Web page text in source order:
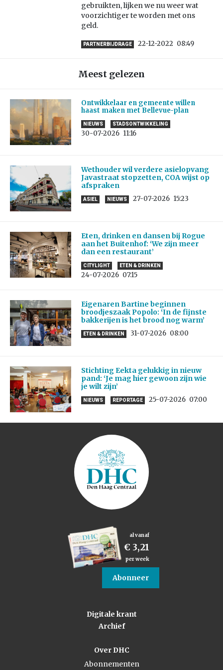
gebruikten, lijken we nu weer wat
voorzichtiger te worden met ons
geld.
PARTNERBIJDRAGE 22-12-2022 08:49
Meest gelezen
Ontwikkelaar en gemeente willen
haast maken met Bellevue-plan
NIEUWS STADSONTWIKKELING
30-07-2026 11:16
Wethouder wil verdere asielopvang
Javastraat stopzetten, COA wijst op
afspraken
ASIEL NIEUWS 27-07-2026 15:23
Eten, drinken en dansen bij Rogue
aan het Buitenhof: ‘We zijn meer
dan een restaurant’
CITYLIGHT ETEN & DRINKEN
24-07-2026 07:15
Eigenaren Bartine beginnen
broodjeszaak Popolo: ‘In de fijnste
bakkerijen is het brood nog warm’
ETEN & DRINKEN 31-07-2026 08:00
Stichting Eekta gelukkig in nieuw
pand: ‘Je mag hier gewoon zijn wie
je wilt zijn’
NIEUWS REPORTAGE 25-07-2026 07:00
al vanaf
€ 3,21
per week
Abonneer
Digitale krant
Archief
Over DHC
Abonnementen